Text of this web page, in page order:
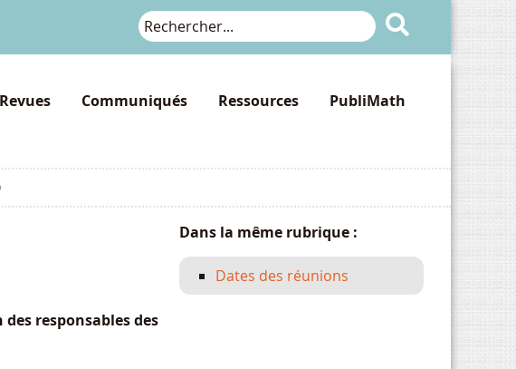

Revues Communiqués Ressources PubliMath
responsables des
Dans la même rubrique :
Dates des réunions